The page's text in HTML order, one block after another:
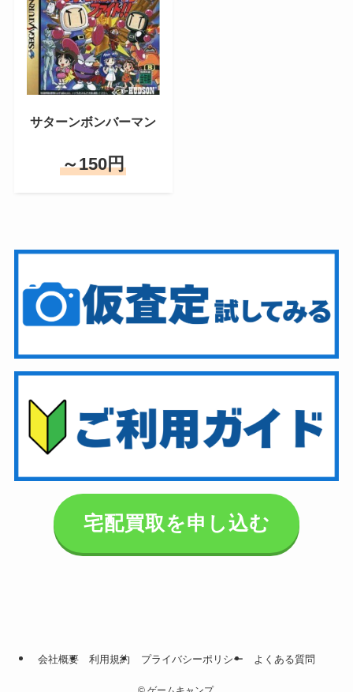
サターンボンバーマン
～150円
宅配買取を申し込む
会社概要 利用規約 プライバシーポリシー よくある質問